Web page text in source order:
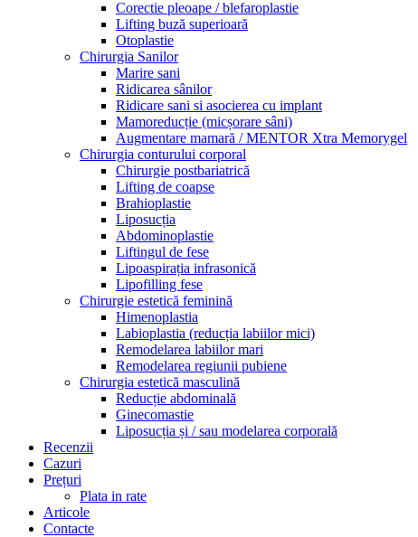
Corectie pleoape / blefaroplastie
Lifting buză superioară
Otoplastie
Chirurgia Sanilor
Marire sani
Ridicarea sânilor
Ridicare sani si asocierea cu implant
Mamoreducție (micșorare sâni)
Augmentare mamară / MENTOR Xtra Memorygel
Chirurgia conturului corporal
Chirurgie postbariatrică
Lifting de coapse
Brahioplastie
Liposucția
Abdominoplastie
Liftingul de fese
Lipoaspirația infrasonică
Lipofilling fese
Chirurgie estetică feminină
Himenoplastia
Labioplastia (reducția labiilor mici)
Remodelarea labiilor mari
Remodelarea regiunii pubiene
Chirurgia estetică masculină
Reducție abdominală
Ginecomastie
Liposucția și / sau modelarea corporală
Recenzii
Cazuri
Prețuri
Plata in rate
Articole
Contacte